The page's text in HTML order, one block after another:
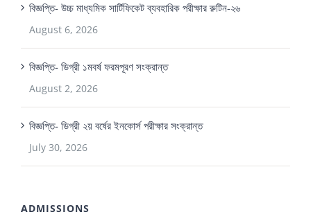
বিজ্ঞপ্তি- উচ্চ মাধ্যমিক সার্টিফিকেট ব্যবহারিক পরীক্ষার রুটিন-২৬
August 6, 2026
বিজ্ঞপ্তি- ডিগ্রী ১মবর্ষ ফরমপূরণ সংক্রান্ত
August 2, 2026
বিজ্ঞপ্তি- ডিগ্রী ২য় বর্ষের ইনকোর্স পরীক্ষার সংক্রান্ত
July 30, 2026
ADMISSIONS